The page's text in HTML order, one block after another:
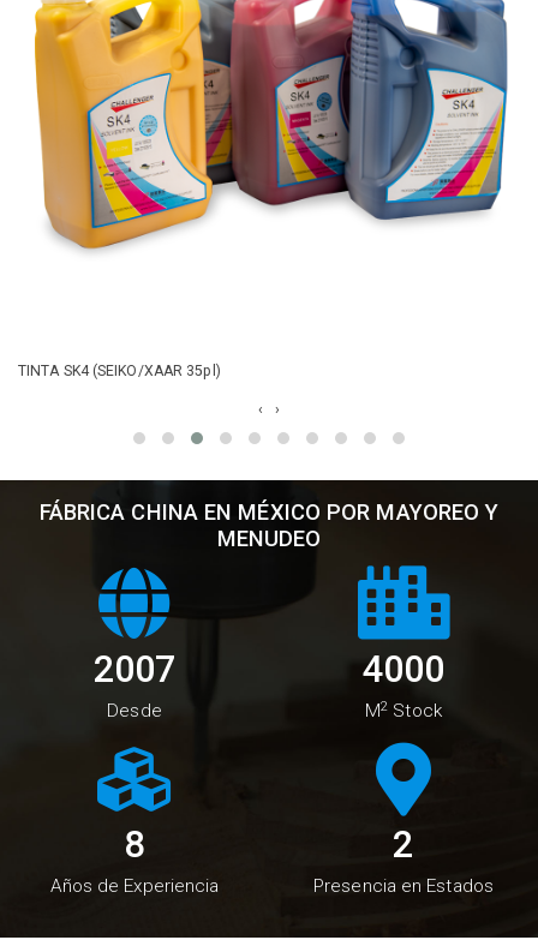
PLOTTER DE SUBLIMACIÓN
‹ ›
FÁBRICA CHINA EN MÉXICO POR MAYOREO Y
MENUDEO
2007
Desde
4000
M2 Stock
11
Años de Experiencia
2
Presencia en Estados